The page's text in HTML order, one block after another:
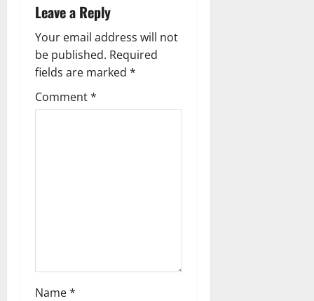
v
i
g
a
Leave a Reply
Your email address will not
be published. Required
fields are marked *
Comment*
Name*